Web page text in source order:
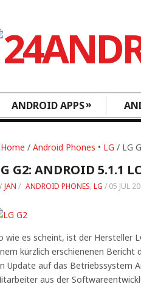
ANDROID APPS»
Home / Android Phones • LG / LG
G2: ANDROID 5.1.1
JAN / ANDROID PHONES, LG / 05 JUL
wie es scheint, ist der Hersteller
kürzlich erschienenen Bericht
Update auf das Betriebssystem
aus der